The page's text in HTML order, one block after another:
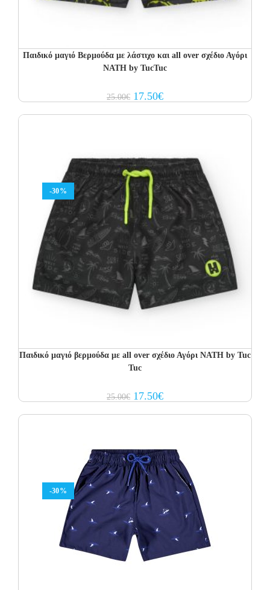
Παιδικό μαγιό Βερμούδα με λάστιχο και all over σχέδιο Αγόρι
NATH by TucTuc
25.00€ Original
price
17.50€Current
price
-30%
Παιδικό μαγιό βερμούδα με all over σχέδιο Αγόρι NATH by Tuc
Tuc
25.00€ Original
price
17.50€Current
price
-30%